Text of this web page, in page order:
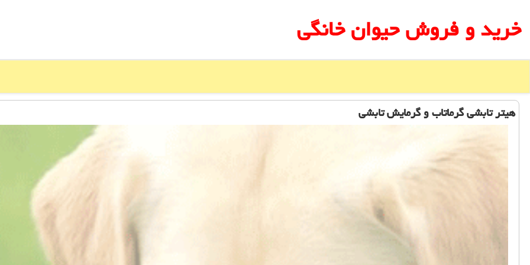
خرید و فروش حیوان خانگی
هیتر تابشی گرماتاب و گرمایش تابشی